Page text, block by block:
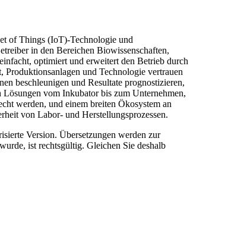
of Things (IoT)-Technologie und
in den Bereichen Biowissenschaften,
optimiert und erweitert den Betrieb durch
und Technologie vertrauen
beschleunigen und Resultate prognostizieren,
vom Inkubator bis zum Unternehmen,
werden, und einem breiten Ökosystem an
von Labor- und Herstellungsprozessen.
Version. Übersetzungen werden zur
ist rechtsgültig. Gleichen Sie deshalb